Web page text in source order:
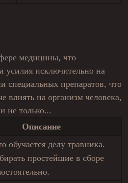
медицины, что
усилия исключительно на
специальных препаратов, что
влиять на организм человека,
не только...
Описание
обучается делу травника.
простейшие в сборе